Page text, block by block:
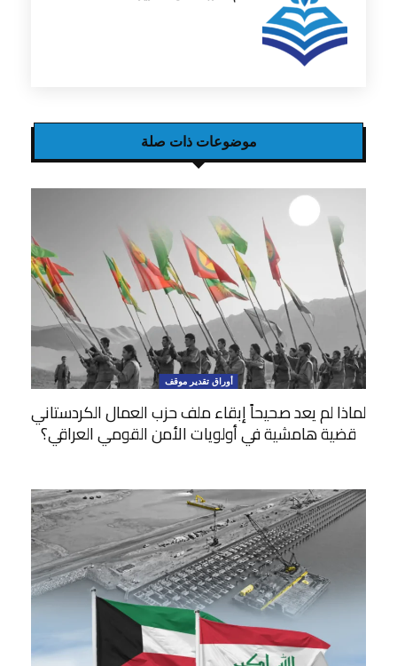
موضوعات ذات صلة
أوراق تقدير موقف
لماذا لم يعد صحيحاً إبقاء ملف حزب العمال الكردستاني
قضية هامشية في أولويات الأمن القومي العراقي؟